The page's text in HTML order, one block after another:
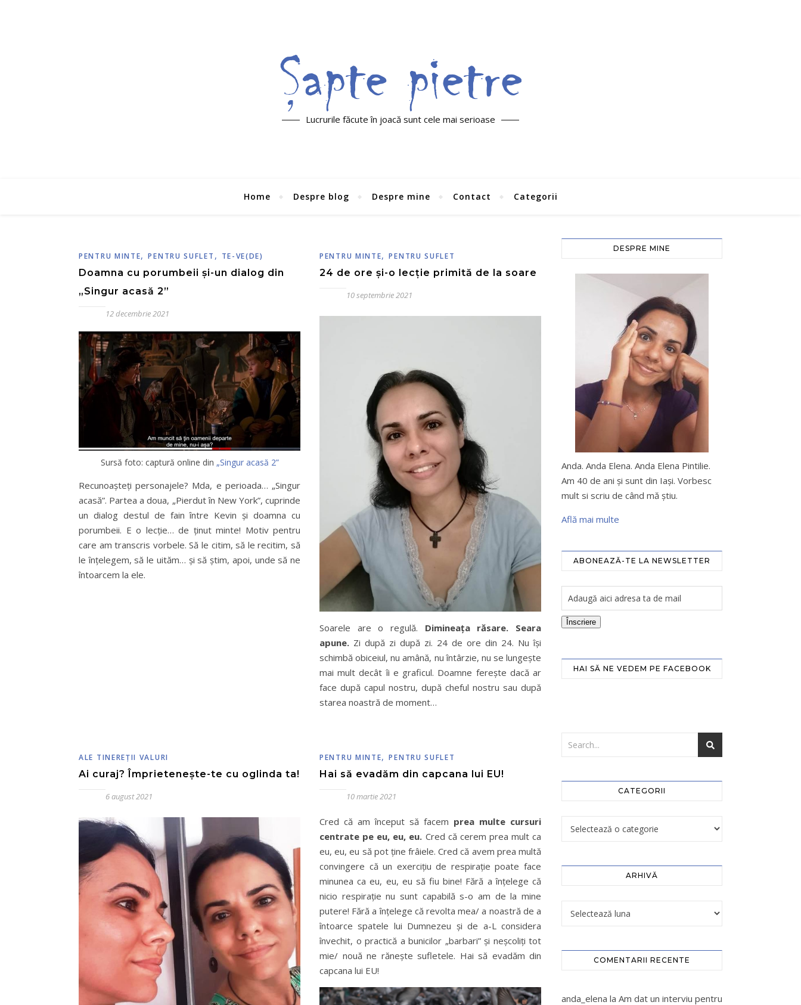
Lucrurile făcute în joacă sunt cele mai serioase
Home Despre blog Despre mine Contact Categorii
PENTRU MINTE,PENTRU SUFLET , TE-VE(DE)
Doamna cu porumbeii și-un dialog din
„Singur acasă 2”
12 decembrie 2021
Sursă foto: captură online din „Singur acasă 2”
Recunoașteți personajele? Mda, e perioada… „Singur
acasă”. Partea a doua, „Pierdut în New York”, cuprinde
un dialog destul de fain între Kevin și doamna cu
porumbeii. E o lecție… de ținut minte! Motiv pentru
care am transcris vorbele. Să le citim, să le recitim, să
le înțelegem, să le uităm… și să știm, apoi, unde să ne
întoarcem la ele.
PENTRU MINTE,PENTRU SUFLET
24 de ore și-o lecție primită de la soare
10 septembrie 2021
Soarele are o regulă. Dimineața răsare. Seara
apune. Zi după zi după zi. 24 de ore din 24. Nu își
schimbă obiceiul, nu amână, nu întârzie, nu se lungește
mai mult decât îi e graficul. Doamne ferește dacă ar
face după capul nostru, după cheful nostru sau după
starea noastră de moment…
ALE TINEREŢII VALURI
Ai curaj? Împrietenește-te cu oglinda ta!
6 august 2021
PENTRU MINTE,PENTRU SUFLET
Hai să evadăm din capcana lui EU!
10 martie 2021
Cred că am început să facem prea multe cursuri
centrate pe eu, eu, eu. Cred că cerem prea mult ca
eu, eu, eu să pot ține frâiele. Cred că avem prea multă
convingere că un exercițiu de respirație poate face
minunea ca eu, eu, eu să fiu bine! Fără a înțelege că
nicio respirație nu sunt capabilă s-o am de la mine
putere! Fără a înțelege că revolta mea/ a noastră de a
întoarce spatele lui Dumnezeu și de a-L considera
învechit, o practică a bunicilor „barbari” și neșcoliți tot
mie/ nouă ne rănește sufletele. Hai să evadăm din
capcana lui EU!
DESPRE MINE
Anda. Anda Elena. Anda Elena Pintilie.
Am 40 de ani şi sunt din Iaşi. Vorbesc
mult si scriu de când mă ştiu.
Află mai multe
ABONEAZĂ-TE LA NEWSLETTER
Înscriere
HAI SĂ NE VEDEM PE FACEBOOK
CATEGORII
ARHIVĂ
COMENTARII RECENTE
anda_elena la Am dat un interviu pentru